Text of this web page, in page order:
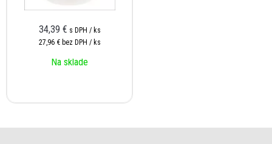
34,39 € s DPH / ks
27,96 € bez DPH / ks
Na sklade